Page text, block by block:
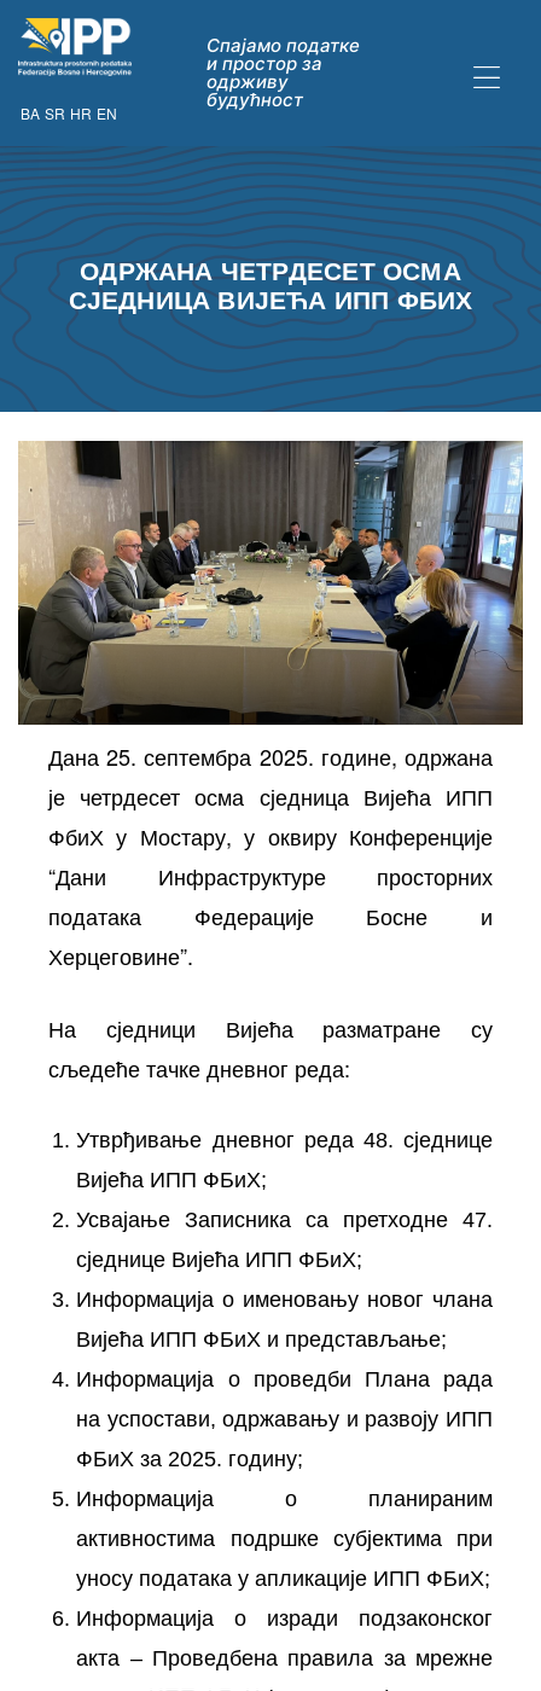
BA SR HR EN
Спајамо податке
и простор за
одрживу
будућност
ОДРЖАНА ЧЕТРДЕСЕТ ОСМА
СЈЕДНИЦА ВИЈЕЋА ИПП ФБИХ
Дана 25. септембра 2025. године, одржана
је четрдесет осма сједница Вијећа ИПП
ФбиХ у Мостару, у оквиру Конференције
“Дани Инфраструктуре просторних
података Федерације Босне и
Херцеговине”.
На сједници Вијећа разматране су
сљедеће тачке дневног реда:
Утврђивање дневног реда 48. сједнице
Вијећа ИПП ФБиХ;
Усвајање Записника са претходне 47.
сједнице Вијећа ИПП ФБиХ;
Информација о именовању новог члана
Вијећа ИПП ФБиХ и представљање;
Информација о проведби Плана рада
на успостави, одржавању и развоју ИПП
ФБиХ за 2025. годину;
Информација о планираним
активностима подршке субјектима при
уносу података у апликације ИПП ФБиХ;
Информација о изради подзаконског
акта – Проведбена правила за мрежне